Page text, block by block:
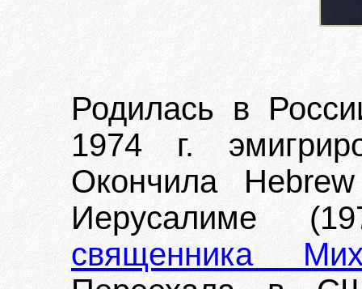
Родилась в
1974 г.
Окончила
Иерусалиме
священника